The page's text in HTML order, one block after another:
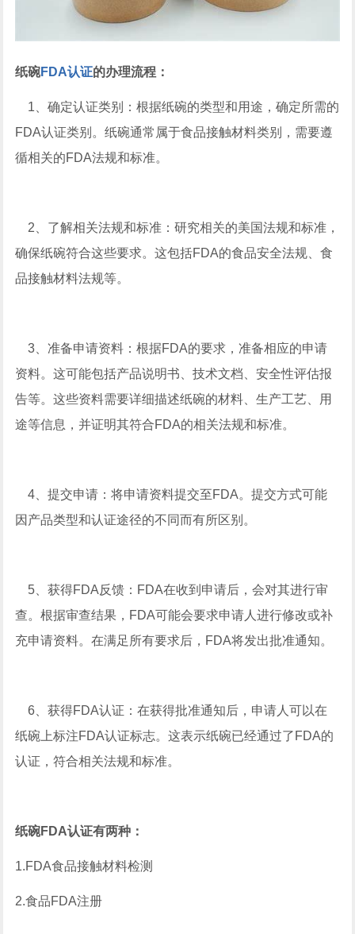
纸碗FDA认证的办理流程：
1、确定认证类别：根据纸碗的类型和用途，确定所需的
FDA认证类别。纸碗通常属于食品接触材料类别，需要遵
循相关的FDA法规和标准。
2、了解相关法规和标准：研究相关的美国法规和标准，
确保纸碗符合这些要求。这包括FDA的食品安全法规、食
品接触材料法规等。
3、准备申请资料：根据FDA的要求，准备相应的申请
资料。这可能包括产品说明书、技术文档、安全性评估报
告等。这些资料需要详细描述纸碗的材料、生产工艺、用
途等信息，并证明其符合FDA的相关法规和标准。
4、提交申请：将申请资料提交至FDA。提交方式可能
因产品类型和认证途径的不同而有所区别。
5、获得FDA反馈：FDA在收到申请后，会对其进行审
查。根据审查结果，FDA可能会要求申请人进行修改或补
充申请资料。在满足所有要求后，FDA将发出批准通知。
6、获得FDA认证：在获得批准通知后，申请人可以在
纸碗上标注FDA认证标志。这表示纸碗已经通过了FDA的
认证，符合相关法规和标准。
纸碗FDA认证有两种：
1.FDA食品接触材料检测
2.食品FDA注册